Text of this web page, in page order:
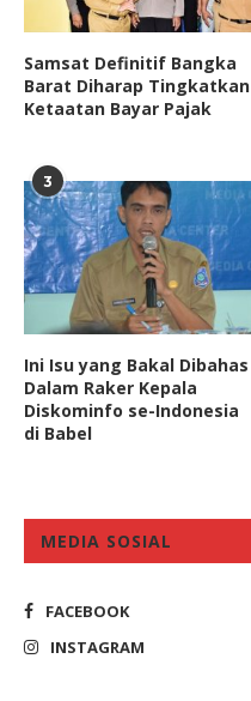
Samsat Definitif Bangka
Barat Diharap Tingkatkan
Ketaatan Bayar Pajak
3
Ini Isu yang Bakal Dibahas
Dalam Raker Kepala
Diskominfo se-Indonesia
di Babel
MEDIA SOSIAL
FACEBOOK
INSTAGRAM